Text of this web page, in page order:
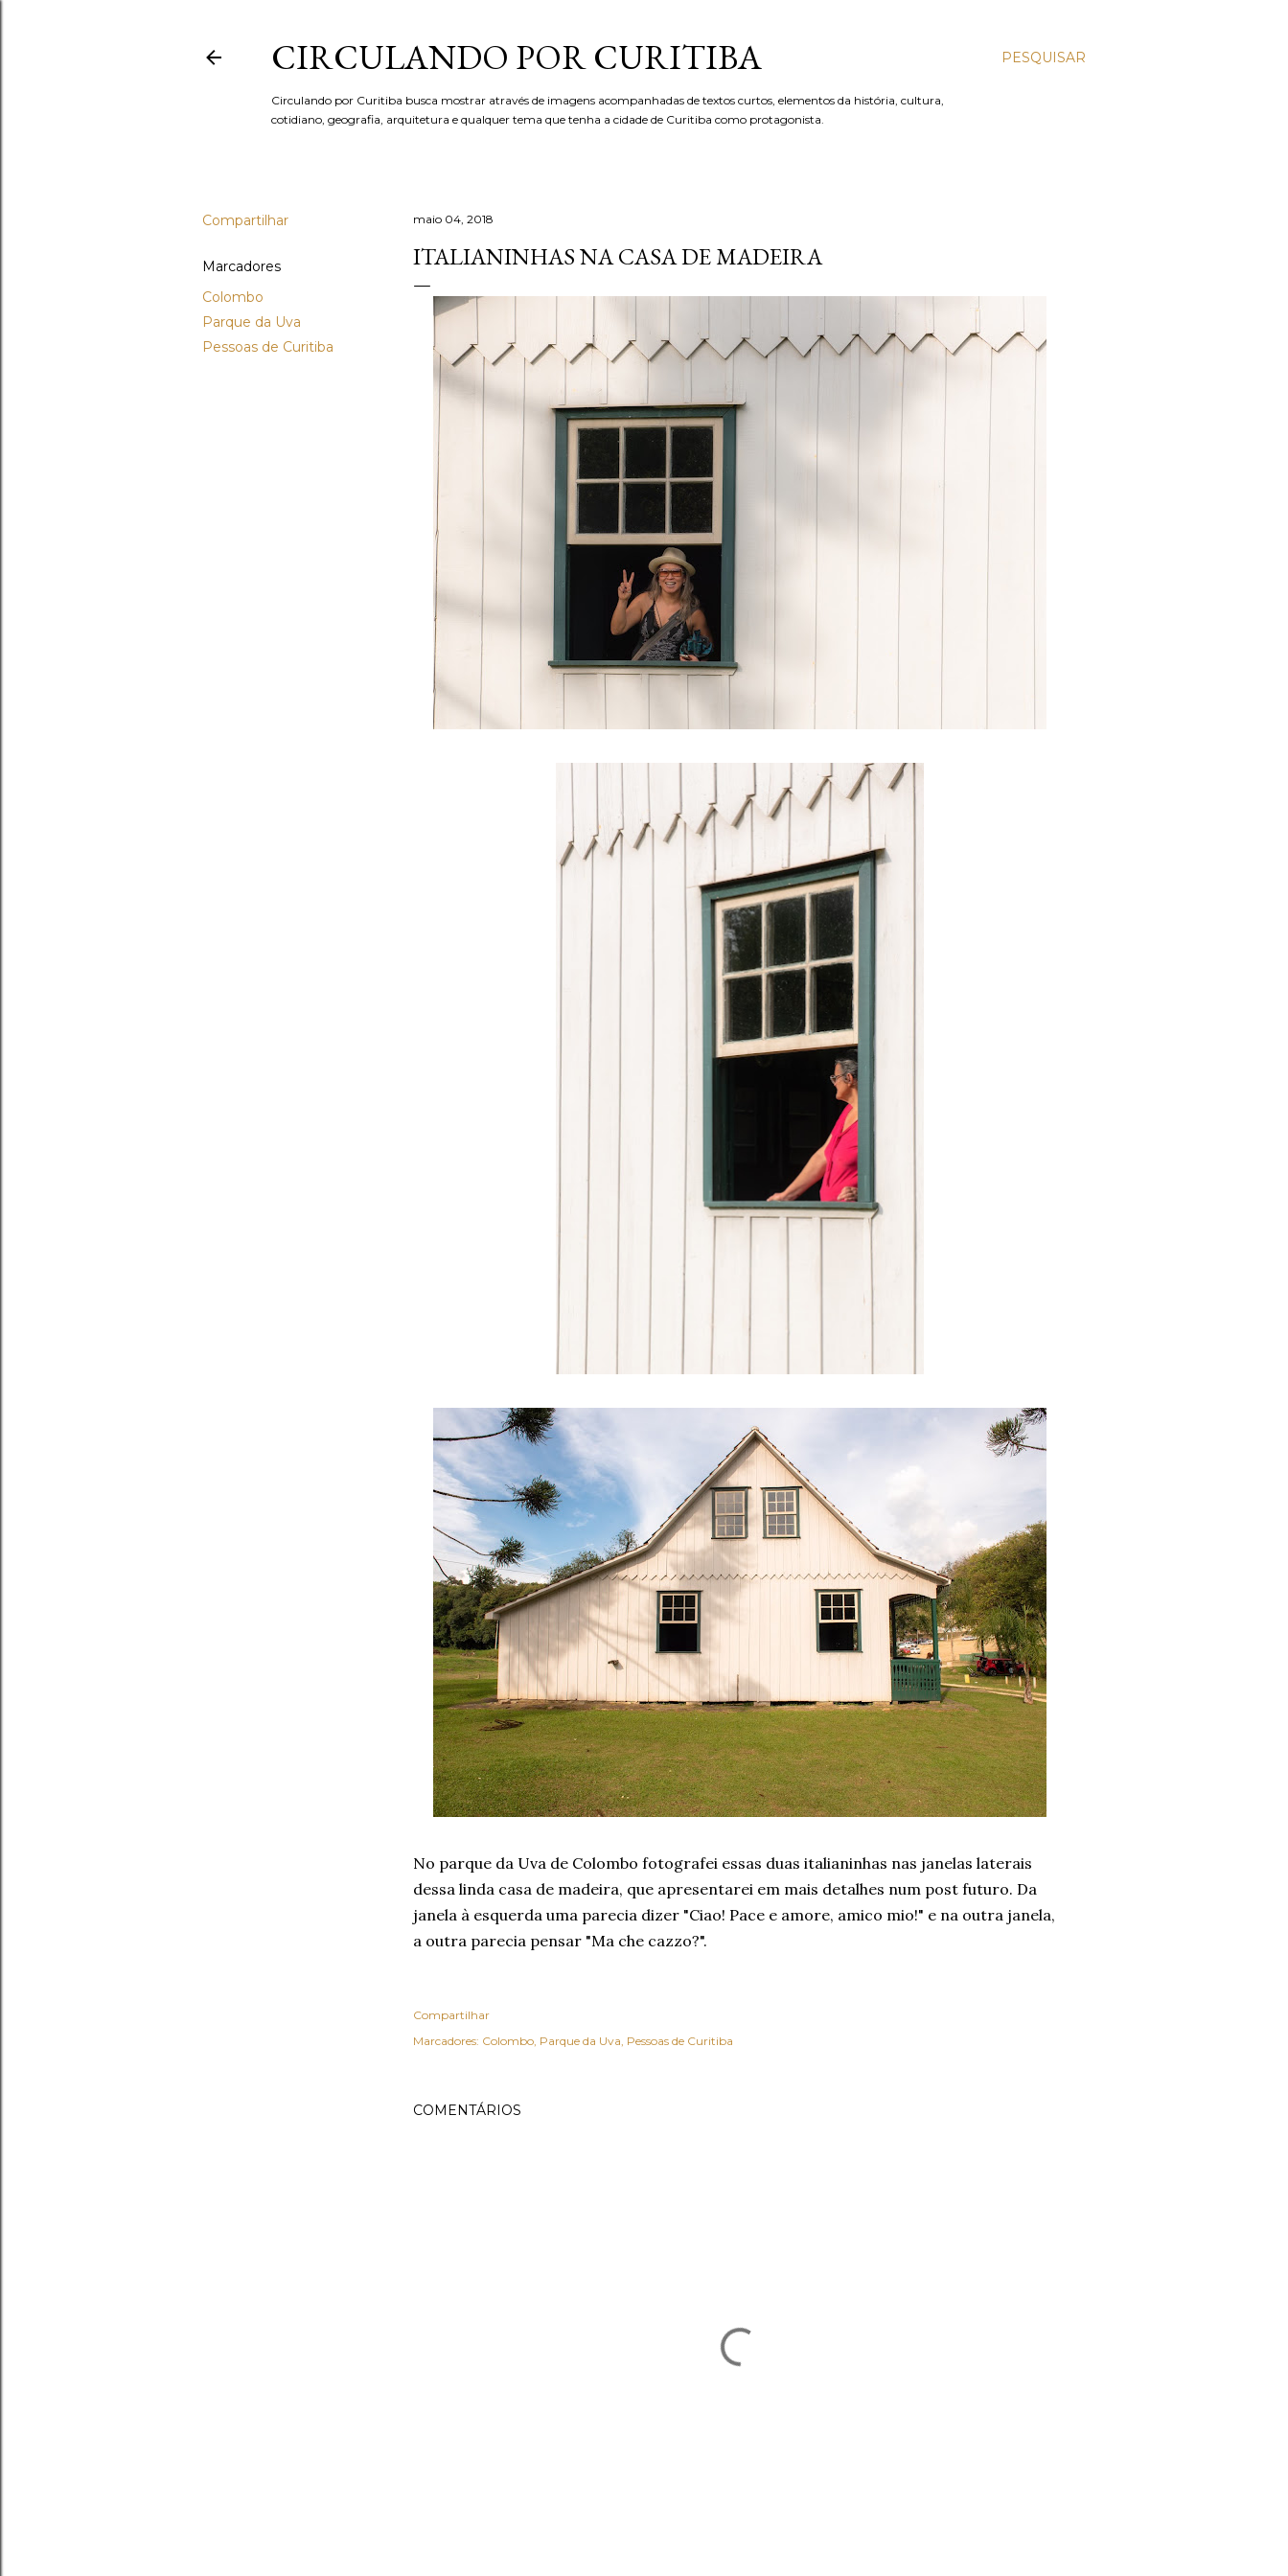
PESQUISAR
CIRCULANDO POR CURITIBA
Circulando por Curitiba busca mostrar através de imagens acompanhadas de textos curtos, elementos da história, cultura,
cotidiano, geografia, arquitetura e qualquer tema que tenha a cidade de Curitiba como protagonista.
Compartilhar
Marcadores
Colombo
Parque da Uva
Pessoas de Curitiba
maio 04, 2018
ITALIANINHAS NA CASA DE MADEIRA
No parque da Uva de Colombo fotografei essas duas italianinhas nas janelas laterais
dessa linda casa de madeira, que apresentarei em mais detalhes num post futuro. Da
janela à esquerda uma parecia dizer "Ciao! Pace e amore, amico mio!" e na outra janela,
a outra parecia pensar "Ma che cazzo?".
Compartilhar
Marcadores: Colombo Parque da Uva Pessoas de Curitiba
COMENTÁRIOS